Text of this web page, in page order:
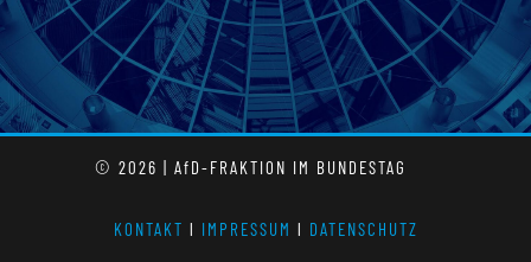
© 2026 | AfD-FRAKTION IM BUNDESTAG
KONTAKT l IMPRESSUM l DATENSCHUTZ